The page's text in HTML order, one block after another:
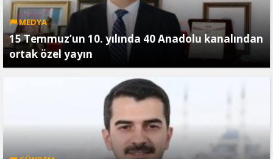
MEDYA
15 Temmuz’un 10. yılında 40 Anadolu kanalından
ortak özel yayın